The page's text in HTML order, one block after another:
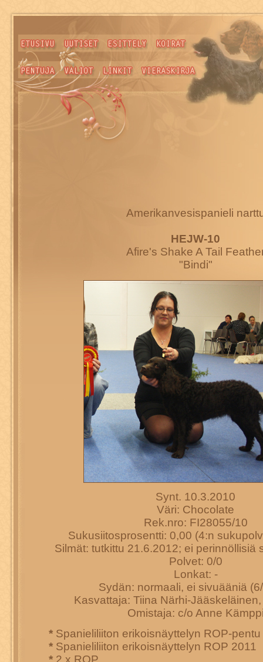
Amerikanvesispanieli
HEJW-10
Afire's Shake A Tail
"Bindi"
Synt. 10.3.2010
Väri: Chocolate
Rek.nro: FI28055/10
Sukusiitosprosentti: 0,00 (4:n
Silmät: tutkittu 21.6.2012; ei perinnöllisiä
Polvet: 0/0
Lonkat: -
Sydän: normaali, ei sivuääniä
Kasvattaja: Tiina Närhi-
Omistaja: c/o Anne
* Spanieliliiton erikoisnäyttelyn ROP-
* Spanieliliiton erikoisnäyttelyn ROP 2011
* 2 x ROP